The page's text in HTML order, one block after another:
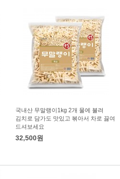
국내산 무말랭이1kg 2개 물에 불려
김치로 담가도 맛있고 볶아서 차로 끓여
드셔보세요
32,500원